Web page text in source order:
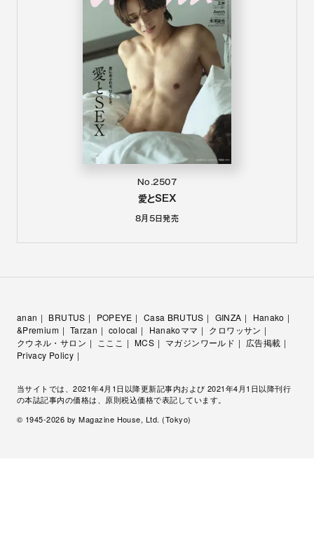
No.2507
愛とSEX
8月5日発売
anan BRUTUS POPEYE Casa BRUTUS GINZA
Hanako
&Premium
Tarzan colocal Hanakoママ
クロワッサン
クウネル・サロン
こここ MCS マガジンワールド
広告掲載
Privacy Policy
当サイトでは、2021年4月1日以降更新記事内および 2021年4月1日以降刊行
の本誌記事内の価格は、原則税込価格で表記しています。
© 1945-2026 by Magazine House, Ltd. (Tokyo)